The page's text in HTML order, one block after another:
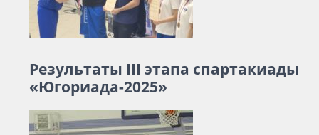
Результаты III этапа спартакиады
«Югориада-2025»